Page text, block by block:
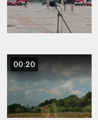
00:20